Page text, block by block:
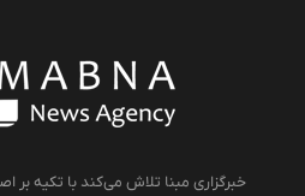
خبرگزاری مبنا تلاش می‌کند با تکیه بر